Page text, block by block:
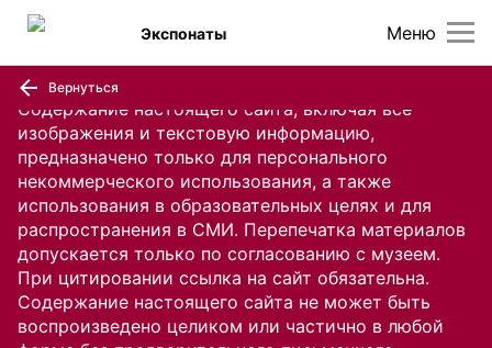
Содержание настоящего сайта, включая все
изображения и текстовую информацию,
предназначено только для персонального
некоммерческого использования, а также
использования в образовательных целях и для
распространения в СМИ. Перепечатка материалов
допускается только по согласованию с музеем.
При цитировании ссылка на сайт обязательна.
Содержание настоящего сайта не может быть
воспроизведено целиком или частично в любой
Меню
Экспонаты
Вернуться